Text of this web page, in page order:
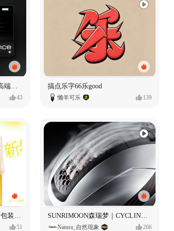
奥捷龙官网视觉设计 —— 高端网站建设
43
搞点乐字66乐good
懒羊可乐 139
51 Natura_自然现象 206